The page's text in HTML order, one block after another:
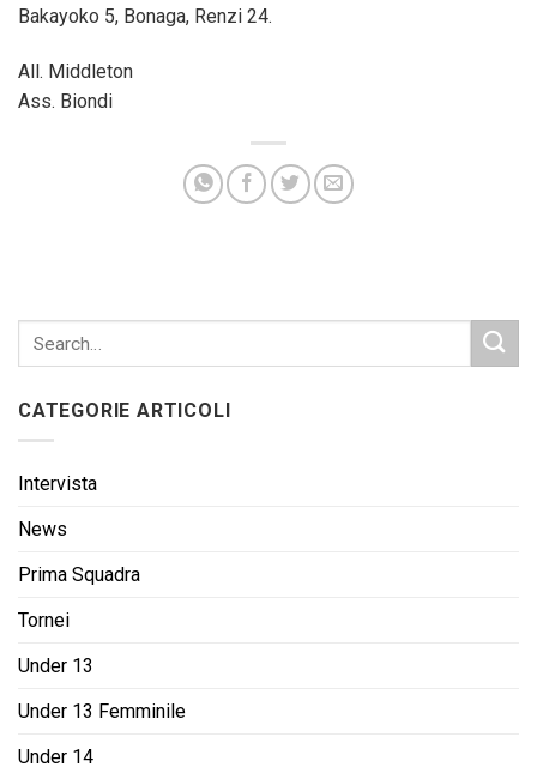
Bakayoko 5, Bonaga, Renzi 24.
All. Middleton
Ass. Biondi
CATEGORIE ARTICOLI
Intervista
News
Prima Squadra
Tornei
Under 13
Under 13 Femminile
Under 14